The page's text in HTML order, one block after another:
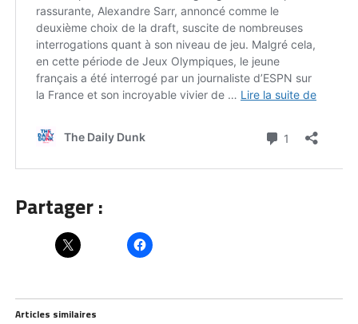
Partager :
Articles similaires